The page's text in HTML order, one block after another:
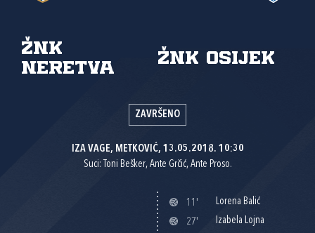
ŽNK
Neretva
ŽNK Osijek
ZAVRŠENO
IZA VAGE, METKOVIĆ, 13.05.2018. 10:30
Suci: Toni Bešker, Ante Grčić, Ante Proso.
11'
Lorena Balić
27'
Izabela Lojna